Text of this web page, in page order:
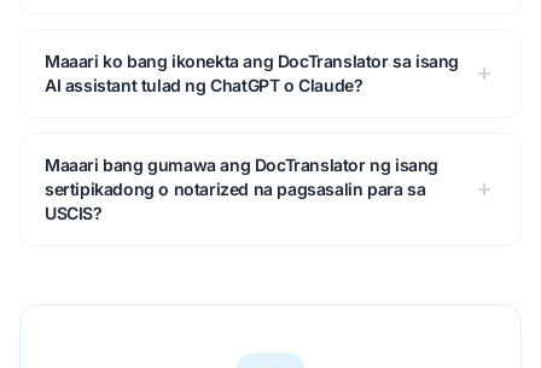
Maaari ko bang ikonekta ang DocTranslator sa isang
AI assistant tulad ng ChatGPT o Claude?
Maaari bang gumawa ang DocTranslator ng isang
sertipikadong o notarized na pagsasalin para sa
USCIS?